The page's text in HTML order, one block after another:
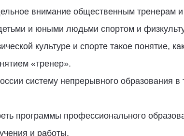
внимание общественным тренерам
и юными людьми спортом и
культуре и спорте такое понятие,
«тренер».
систему непрерывного образования
программы профессионального
и работы.